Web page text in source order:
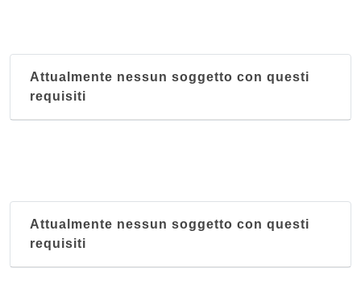
Attualmente nessun soggetto con questi
requisiti
Attualmente nessun soggetto con questi
requisiti